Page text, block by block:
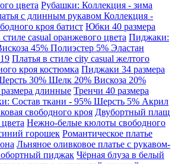
цвета Рубашки: Коллекция - зима
с длинным рукавом Коллекция -
кроя батист Юбки 40 размера
casual оранжевого цвета Пиджаки:
45% Полиэстер 5% Эластан
Платья в стиле city casual желтого
кроя костюмка Пиджаки 34 размера
30% Шелк 20% Вискоза 20%
длинные Тренчи 40 размера
Состав ткани - 95% Шерсть 5% Акрил
свободного кроя Двубортный плащ
Нежно-белые кюлоты свободного
горошек Романтическое платье
Льняное оливковое платье с рукавом-
пиджак Чёрная блуза в белый